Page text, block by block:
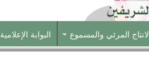
الانتاج المرئي والمسموع البوابة الإعلامية